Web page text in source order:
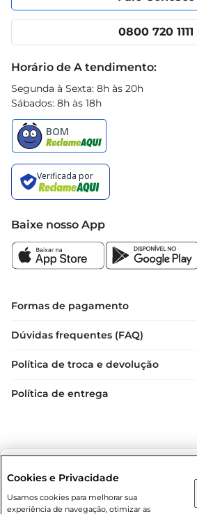
Rio de Janeiro (RJ) Goiás (GO)
ocasião, você pode contar
entrega um sabor excepcional e
inigualável.
Cencosud Media
App Prezunic
0800 720 1111
Horário de A tendimento:
Segunda à Sexta: 8h às 20h
Sábados: 8h às 18h
Baixe nosso App
Formas de pagamento
Dúvidas frequentes (FAQ)
Política de troca e devolução
Política de entrega
Condições gerais: Em caso de
Cookies e Privacidade
Usamos cookies para melhorar sua
experiência de navegação, otimizar as